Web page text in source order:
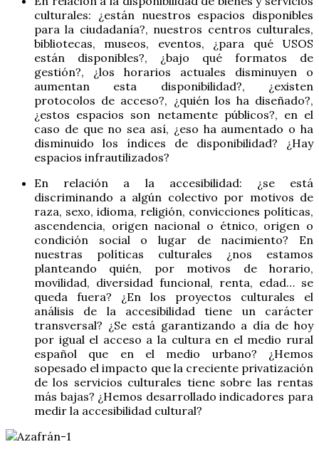
culturales: ¿están nuestros espacios disponibles
para la ciudadanía?, nuestros centros culturales,
bibliotecas, museos, eventos, ¿para qué USOS
están disponibles?, ¿bajo qué formatos de
gestión?, ¿los horarios actuales disminuyen o
aumentan esta disponibilidad?, ¿existen
protocolos de acceso?, ¿quién los ha diseñado?,
¿estos espacios son netamente públicos?, en el
caso de que no sea así, ¿eso ha aumentado o ha
disminuido los índices de disponibilidad? ¿Hay
espacios infrautilizados?
En relación a la accesibilidad: ¿se está
discriminando a algún colectivo por motivos de
raza, sexo, idioma, religión, convicciones políticas,
ascendencia, origen nacional o étnico, origen o
condición social o lugar de nacimiento? En
nuestras políticas culturales ¿nos estamos
planteando quién, por motivos de horario,
movilidad, diversidad funcional, renta, edad… se
queda fuera? ¿En los proyectos culturales el
análisis de la accesibilidad tiene un carácter
transversal? ¿Se está garantizando a día de hoy
por igual el acceso a la cultura en el medio rural
español que en el medio urbano? ¿Hemos
sopesado el impacto que la creciente privatización
de los servicios culturales tiene sobre las rentas
más bajas? ¿Hemos desarrollado indicadores para
medir la accesibilidad cultural?